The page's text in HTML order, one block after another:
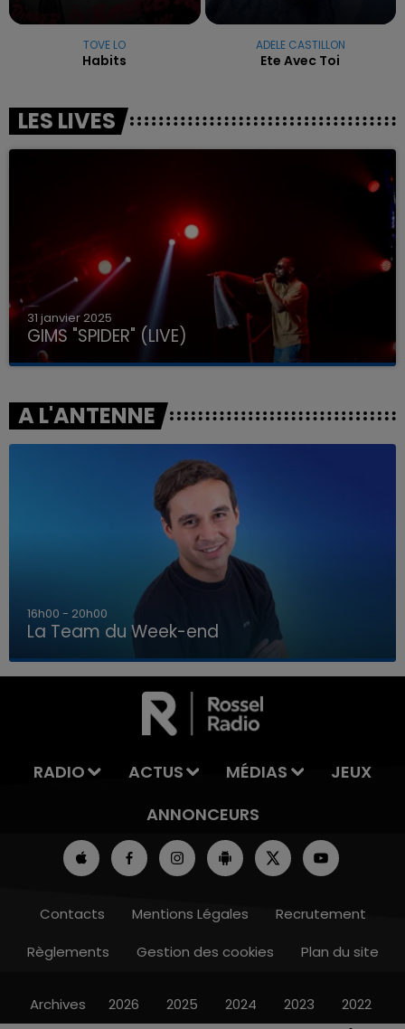
LA TEAM DU WEEK-END
TOVE LO
Habits
ADELE CASTILLON
Ete Avec Toi
LES LIVES
31 janvier 2025
GIMS "SPIDER" (LIVE)
A L'ANTENNE
7h00 - 12h00
La Team du Week-end
RADIO ACTUS MÉDIAS
JEUX
ANNONCEURS
Contacts Mentions Légales
Recrutement
Règlements
Gestion des cookies Plan du site
Archives 2026 2025 2024 2023 2022